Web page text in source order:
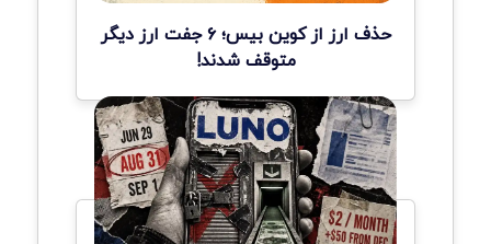
حذف ارز از کوین بیس؛ ۶ جفت ارز دیگر
متوقف شدند!